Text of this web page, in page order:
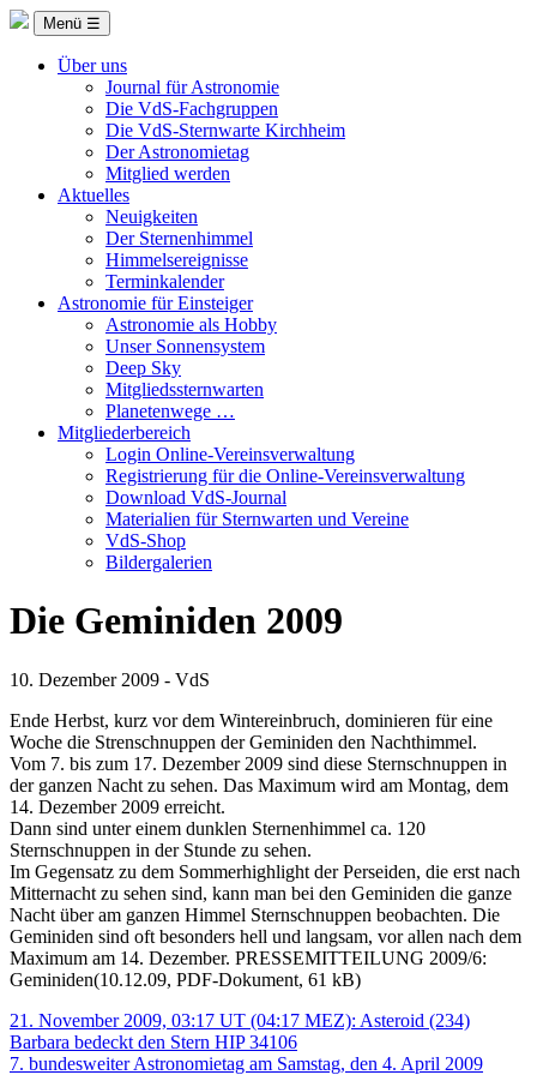
Menü ☰
Über uns
Journal für Astronomie
Die VdS-Fachgruppen
Die VdS-Sternwarte Kirchheim
Der Astronomietag
Mitglied werden
Aktuelles
Neuigkeiten
Der Sternenhimmel
Himmelsereignisse
Terminkalender
Astronomie für Einsteiger
Astronomie als Hobby
Unser Sonnensystem
Deep Sky
Mitgliedssternwarten
Planetenwege …
Mitgliederbereich
Login Online-Vereinsverwaltung
Registrierung für die Online-Vereinsverwaltung
Download VdS-Journal
Materialien für Sternwarten und Vereine
VdS-Shop
Bildergalerien
Die Geminiden 2009
10. Dezember 2009 - VdS
Ende Herbst, kurz vor dem Wintereinbruch, dominieren für eine
Woche die Strenschnuppen der Geminiden den Nachthimmel.
Vom 7. bis zum 17. Dezember 2009 sind diese Sternschnuppen in
der ganzen Nacht zu sehen. Das Maximum wird am Montag, dem
14. Dezember 2009 erreicht.
Dann sind unter einem dunklen Sternenhimmel ca. 120
Sternschnuppen in der Stunde zu sehen.
Im Gegensatz zu dem Sommerhighlight der Perseiden, die erst nach
Mitternacht zu sehen sind, kann man bei den Geminiden die ganze
Nacht über am ganzen Himmel Sternschnuppen beobachten. Die
Geminiden sind oft besonders hell und langsam, vor allen nach dem
Maximum am 14. Dezember. PRESSEMITTEILUNG 2009/6:
Geminiden(10.12.09, PDF-Dokument, 61 kB)
Beitragsnavigation
21. November 2009, 03:17 UT (04:17 MEZ): Asteroid (234)
Barbara bedeckt den Stern HIP 34106
7. bundesweiter Astronomietag am Samstag, den 4. April 2009